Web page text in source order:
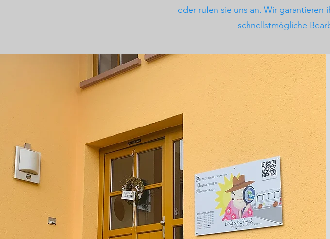
oder rufen sie uns an. Wir garantieren
schnellstmögliche